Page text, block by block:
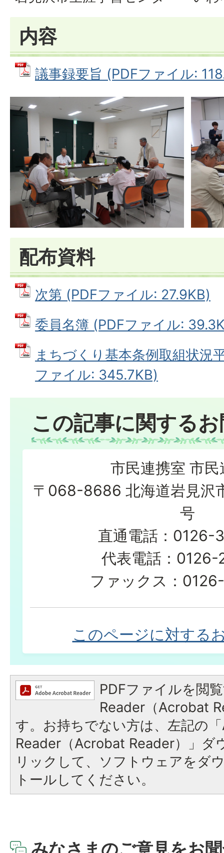
内容
議事録要旨 (PDFファイル:
配布資料
次第 (PDFファイル: 27.9KB)
委員名簿 (PDFファイル:
まちづくり基本条例取組状況
ファイル: 345.7KB)
この記事に関する
市民連携室 市民
〒068-8686 北海道岩見沢
号
直通電話：0126-
代表電話：0126-
ファックス：
このページに対する
PDFファイルを閲
Reader（Acrobat
す。お持ちでない方は、左記の
Reader（Acrobat Reader）」ダ
リックして、ソフトウェアをダ
トールしてください。
みなさまのご意見をお